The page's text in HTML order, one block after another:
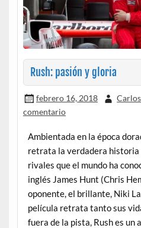
Rush: pasión y gloria
febrero 16, 2018
comentario
Ambientada en la época
retrata la verdadera historia
rivales que el mundo ha
inglés James Hunt (Chris
oponente, el brillante, Niki
película retrata tanto sus
fuera de la pista, Rush es un